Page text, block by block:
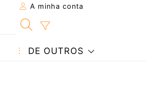
A minha conta
DE OUTROS